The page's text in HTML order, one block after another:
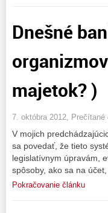
Dnešné
majetok? )
7. októbra 2012, Prečítané
V mojich
sa povedať, že tieto
legislatívnym úpravám,
spôsoby, ako sa na
Pokračovanie článku